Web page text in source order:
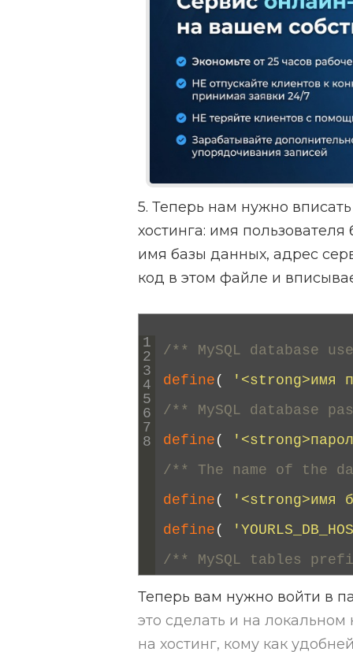
5. Теперь нам нужно
хостинга: имя
имя базы данных, адрес
код в этом файле и
1
2
3
4
5
6
7
8
/** MySQL database
define (
'<strong>имя
/** MySQL database
define (
/** The name of the
define (
'<strong>имя
define (
/** MySQL tables
Теперь вам нужно войти в
это сделать и на
на хостинг, кому как